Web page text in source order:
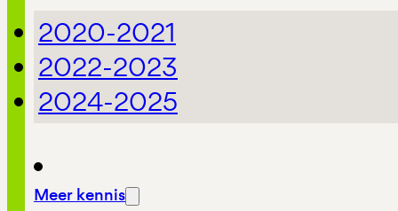
2020-2021
2022-2023
2024-2025
Meer kennis